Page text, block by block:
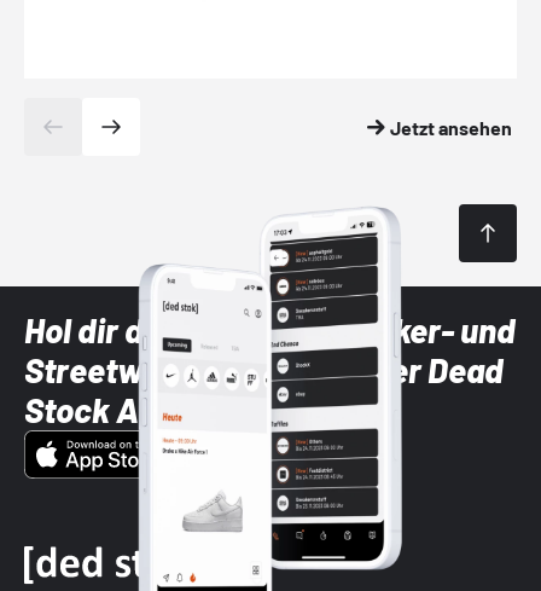
Jetzt ansehen
Hol dir die neuesten Sneaker- und
Streetwear-Brands mit der Dead
Stock App